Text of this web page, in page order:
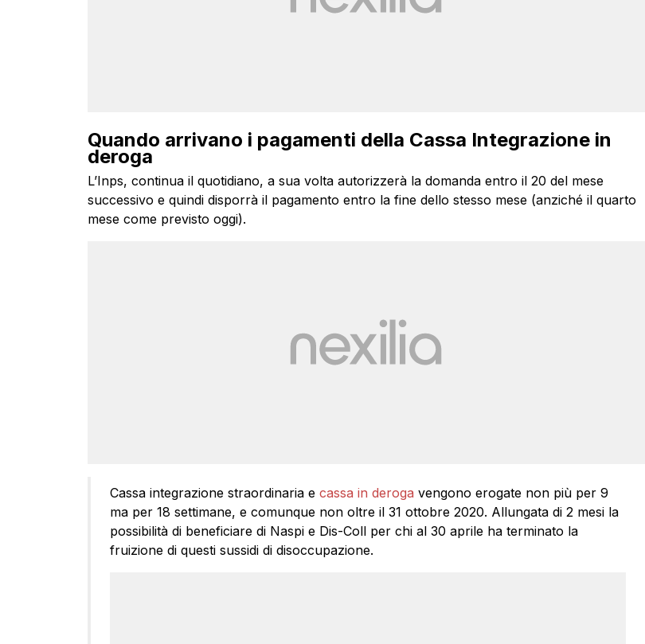
Quando arrivano i pagamenti della Cassa Integrazione in
deroga
L’Inps, continua il quotidiano, a sua volta autorizzerà la domanda entro il 20 del mese
successivo e quindi disporrà il pagamento entro la fine dello stesso mese (anziché il quarto
mese come previsto oggi).
Cassa integrazione straordinaria e cassa in deroga vengono erogate non più per 9
ma per 18 settimane, e comunque non oltre il 31 ottobre 2020. Allungata di 2 mesi la
possibilità di beneficiare di Naspi e Dis-Coll per chi al 30 aprile ha terminato la
fruizione di questi sussidi di disoccupazione.